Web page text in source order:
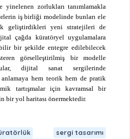
yinelenen zorlukları tanımlamakla
iş birliği modelinde bunları ele
geliştirdikleri yeni stratejileri de
çağda küratöryel uygulamalara
bir şekilde entegre edilebilecek
görselleştirilmiş bir modelle
dijital sanat sergilerinde
hem teorik hem de pratik
tartışmalar için kavramsal bir
bir yol haritası önermektedir.
sergi tasarımı